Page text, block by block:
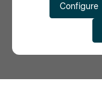
Configure